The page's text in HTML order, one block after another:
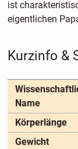
ist
eigentlichen
Kurzinfo &
Name
Körperlänge
Gewicht